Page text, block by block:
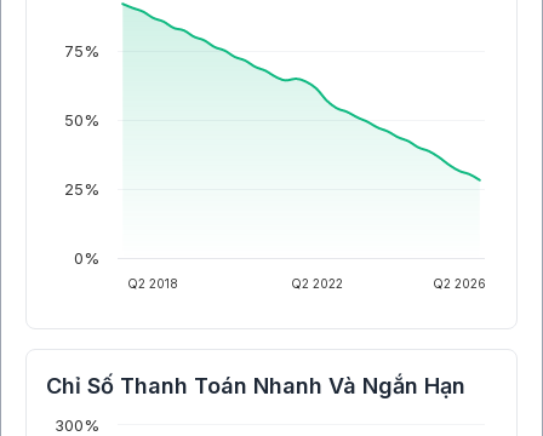
Q2 2018 Q2 2022 Q2 2026
0%
25%
50%
75%
Chỉ Số Thanh Toán Nhanh Và Ngắn Hạn
300%